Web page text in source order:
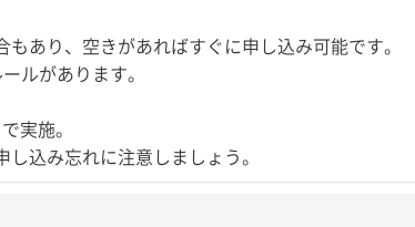
あり、空きがあればすぐに申し込み可能です。
ルがあります。
実施。
込み忘れに注意しましょう。